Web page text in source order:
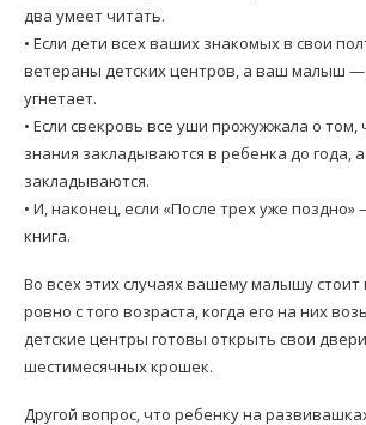
два умеет читать.
• Если дети всех ваших знакомых в свои
ветераны детских центров, а ваш малыш —
угнетает.
• Если свекровь все уши прожужжала о том,
знания закладываются в ребенка до года,
закладываются.
• И, наконец, если «После трех уже
книга.
Во всех этих случаях вашему малышу
ровно с того возраста, когда его на них
детские центры готовы открыть свои
шестимесячных крошек.
Другой вопрос, что ребенку на